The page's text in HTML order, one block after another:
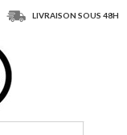
LIVRAISON SOUS 48H